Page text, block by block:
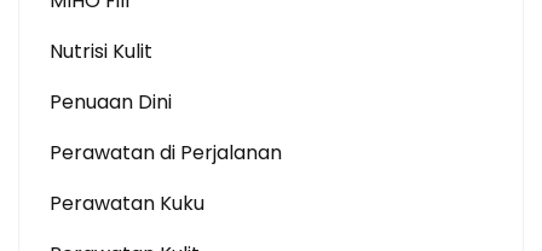
Nutrisi Kulit
Penuaan Dini
Perawatan di Perjalanan
Perawatan Kuku